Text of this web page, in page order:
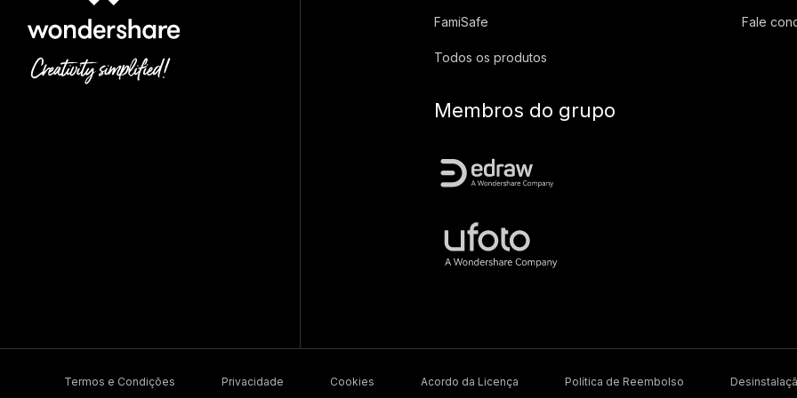
FamiSafe
Todos os produtos
Fale
Membros do grupo
Termos e Condições Privacidade Cookies Acordo da Licença Política de Reembolso